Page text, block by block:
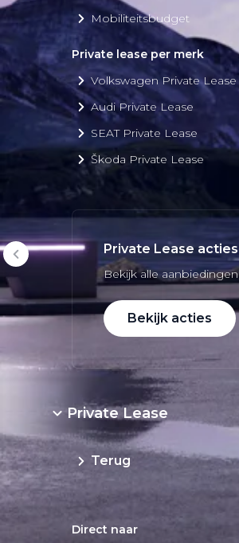
Mobiliteitsbudget
Private lease per merk
Volkswagen Private Lease
Audi Private Lease
SEAT Private Lease
Škoda Private Lease
Private Lease acties
Bekijk alle aanbiedingen
Bekijk acties
Private Lease
Terug
Direct naar